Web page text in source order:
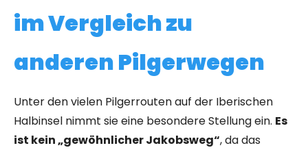
im Vergleich zu
anderen Pilgerwegen
Unter den vielen Pilgerrouten auf der Iberischen
Halbinsel nimmt sie eine besondere Stellung ein. Es
ist kein „gewöhnlicher Jakobsweg“, da das